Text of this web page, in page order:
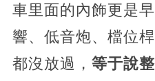
車里面的內飾更是
響、低音炮、檔位
都沒放過， 等于說